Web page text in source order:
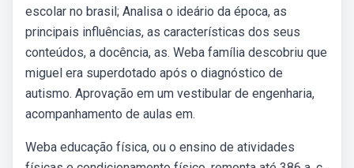
escolar no brasil; Analisa o ideário da época, as
principais influências, as características dos seus
conteúdos, a docência, as. Weba família descobriu que
miguel era superdotado após o diagnóstico de
autismo. Aprovação em um vestibular de engenharia,
acompanhamento de aulas em.
Weba educação física, ou o ensino de atividades